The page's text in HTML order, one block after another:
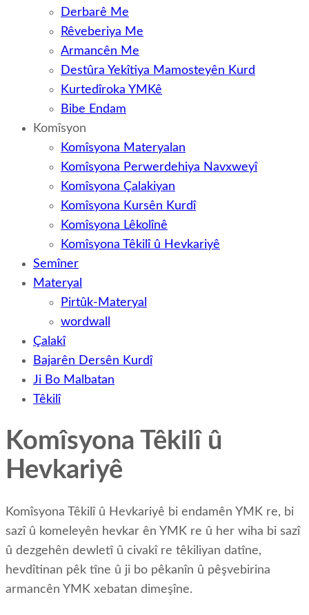
Derbarê Me
Rêveberiya Me
Armancên Me
Destûra Yekîtiya Mamosteyên Kurd
Kurtedîroka YMKê
Bibe Endam
Komîsyon
Komîsyona Materyalan
Komîsyona Perwerdehiya Navxweyî
Komîsyona Çalakiyan
Komîsyona Kursên Kurdî
Komîsyona Lêkolînê
Komîsyona Têkilî û Hevkariyê
Semîner
Materyal
Pirtûk-Materyal
wordwall
Çalakî
Bajarên Dersên Kurdî
Ji Bo Malbatan
Têkilî
Komîsyona Têkilî û
Hevkariyê
Komîsyona Têkilî û Hevkariyê bi endamên YMK re, bi
sazî û komeleyên hevkar ên YMK re û her wiha bi sazî
û dezgehên dewletî û civakî re têkiliyan datîne,
hevdîtinan pêk tîne û ji bo pêkanîn û pêşvebirina
armancên YMK xebatan dimeşîne.